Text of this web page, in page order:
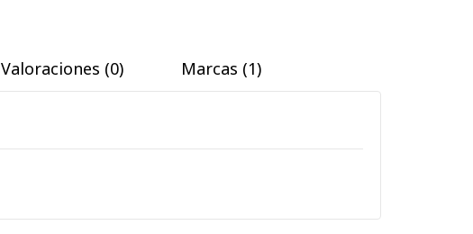
Valoraciones (0) Marcas (1)